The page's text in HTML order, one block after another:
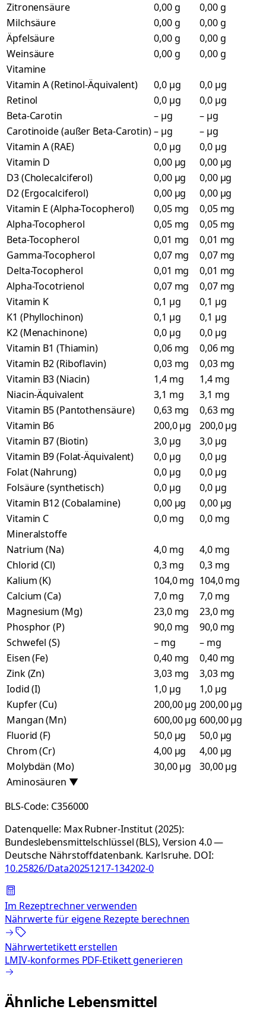
Zitronensäure
0,00 g
0,00 g
Milchsäure
0,00 g
0,00 g
Äpfelsäure
0,00 g
0,00 g
Weinsäure
0,00 g
0,00 g
Vitamine
Vitamin A (Retinol-Äquivalent)
0,0 µg
0,0 µg
Retinol
0,0 µg
0,0 µg
Beta-Carotin
– µg
– µg
Carotinoide (außer Beta-Carotin)– µg
– µg
Vitamin A (RAE)
0,0 µg
0,0 µg
Vitamin D
0,00 µg
0,00 µg
D3 (Cholecalciferol)
0,00 µg
0,00 µg
D2 (Ergocalciferol)
0,00 µg
0,00 µg
Vitamin E (Alpha-Tocopherol)
0,05 mg
0,05 mg
Alpha-Tocopherol
0,05 mg
0,05 mg
Beta-Tocopherol
0,01 mg
0,01 mg
Gamma-Tocopherol
0,07 mg
0,07 mg
Delta-Tocopherol
0,01 mg
0,01 mg
Alpha-Tocotrienol
0,07 mg
0,07 mg
Vitamin K
0,1 µg
0,1 µg
K1 (Phyllochinon)
0,1 µg
0,1 µg
K2 (Menachinone)
0,0 µg
0,0 µg
Vitamin B1 (Thiamin)
0,06 mg
0,06 mg
Vitamin B2 (Riboflavin)
0,03 mg
0,03 mg
Vitamin B3 (Niacin)
1,4 mg
1,4 mg
Niacin-Äquivalent
3,1 mg
3,1 mg
Vitamin B5 (Pantothensäure)
0,63 mg
0,63 mg
Vitamin B6
200,0 µg
200,0 µg
Vitamin B7 (Biotin)
3,0 µg
3,0 µg
Vitamin B9 (Folat-Äquivalent)
0,0 µg
0,0 µg
Folat (Nahrung)
0,0 µg
0,0 µg
Folsäure (synthetisch)
0,0 µg
0,0 µg
Vitamin B12 (Cobalamine)
0,00 µg
0,00 µg
Vitamin C
0,0 mg
0,0 mg
Mineralstoffe
Natrium (Na)
4,0 mg
4,0 mg
Chlorid (Cl)
0,3 mg
0,3 mg
Kalium (K)
104,0 mg 104,0 mg
Calcium (Ca)
7,0 mg
7,0 mg
Magnesium (Mg)
23,0 mg
23,0 mg
Phosphor (P)
90,0 mg
90,0 mg
Schwefel (S)
– mg
– mg
Eisen (Fe)
0,40 mg
0,40 mg
Zink (Zn)
3,03 mg
3,03 mg
Iodid (I)
1,0 µg
1,0 µg
Kupfer (Cu)
200,00 µg 200,00 µg
Mangan (Mn)
600,00 µg 600,00 µg
Fluorid (F)
50,0 µg
50,0 µg
Chrom (Cr)
4,00 µg
4,00 µg
Molybdän (Mo)
30,00 µg
30,00 µg
Aminosäuren ▼
BLS-Code: C356000
Datenquelle: Max Rubner-Institut (2025):
Bundeslebensmittelschlüssel (BLS), Version 4.0 —
Deutsche Nährstoffdatenbank. Karlsruhe. DOI:
10.25826/Data20251217-134202-0
Im Rezeptrechner verwenden
Nährwerte für eigene Rezepte berechnen
Nährwertetikett erstellen
LMIV-konformes PDF-Etikett generieren
Ähnliche Lebensmittel